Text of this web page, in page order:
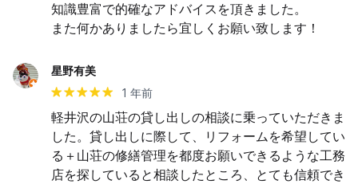
知識豊富で的確なアドバイスを頂きました。
また何かありましたら宜しくお願い致します！
星野有美
1 年前
軽井沢の山荘の貸し出しの相談に乗っていただきま
した。貸し出しに際して、リフォームを希望してい
る＋山荘の修繕管理を都度お願いできるような工務
店を探していると相談したところ、とても信頼でき